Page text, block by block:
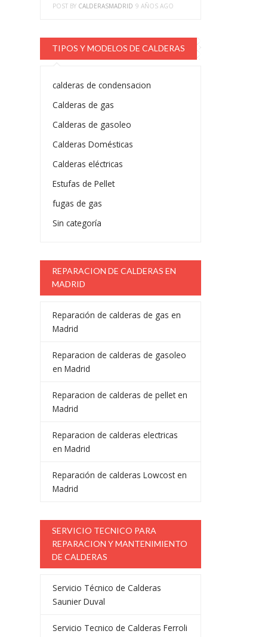
POST BY CALDERASMADRID 9 AÑOS AGO
TIPOS Y MODELOS DE CALDERAS
calderas de condensacion
Calderas de gas
Calderas de gasoleo
Calderas Domésticas
Calderas eléctricas
Estufas de Pellet
fugas de gas
Sin categoría
REPARACION DE CALDERAS EN
MADRID
Reparación de calderas de gas en
Madrid
Reparacion de calderas de gasoleo
en Madrid
Reparacion de calderas de pellet en
Madrid
Reparacion de calderas electricas
en Madrid
Reparación de calderas Lowcost en
Madrid
SERVICIO TECNICO PARA
REPARACION Y MANTENIMIENTO
DE CALDERAS
Servicio Técnico de Calderas
Saunier Duval
Servicio Tecnico de Calderas Ferroli